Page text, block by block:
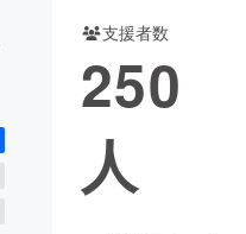
支援者数
250
人